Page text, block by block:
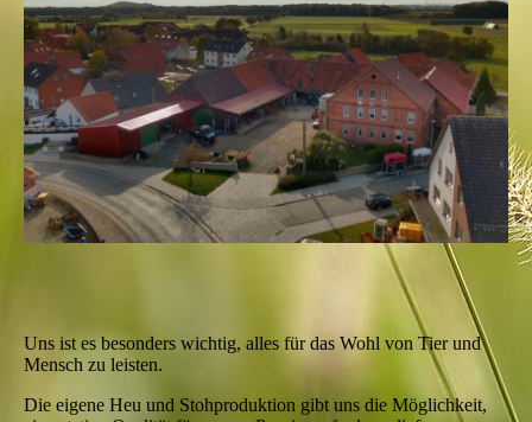
Uns ist es besonders wichtig, alles für das Wohl von Tier und
Mensch zu leisten.
Die eigene Heu und Stohproduktion gibt uns die Möglichkeit,